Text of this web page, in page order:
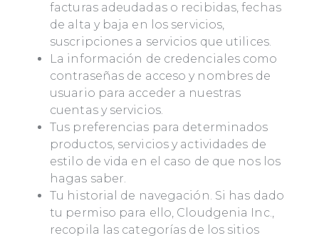
facturas adeudadas o recibidas, fechas
de alta y baja en los servicios,
suscripciones a servicios que utilices.
La información de credenciales como
contraseñas de acceso y nombres de
usuario para acceder a nuestras
cuentas y servicios.
Tus preferencias para determinados
productos, servicios y actividades de
estilo de vida en el caso de que nos los
hagas saber.
Tu historial de navegación. Si has dado
tu permiso para ello, Cloudgenia Inc.,
recopila las categorías de los sitios